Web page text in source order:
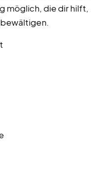
möglich, die dir hilft,